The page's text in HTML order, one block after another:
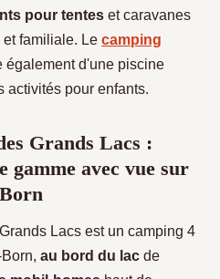
pour tentes et caravanes
familiale. Le camping
également d'une piscine
activités pour enfants.
Grands Lacs :
gamme avec vue sur
Lacs est un camping 4
au bord du lac de